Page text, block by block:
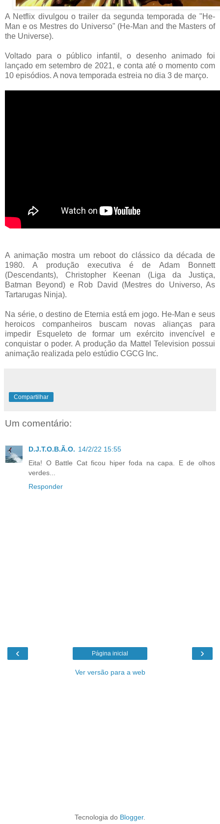
A Netflix divulgou o trailer da segunda temporada de "He-
Man e os Mestres do Universo" (He-Man and the Masters of
the Universe).
Voltado para o público infantil, o desenho animado foi
lançado em setembro de 2021, e conta até o momento com
10 episódios. A nova temporada estreia no dia 3 de março.
A animação mostra um reboot do clássico da década de
1980. A produção executiva é de Adam Bonnett
(Descendants), Christopher Keenan (Liga da Justiça,
Batman Beyond) e Rob David (Mestres do Universo, As
Tartarugas Ninja).
Na série, o destino de Eternia está em jogo. He-Man e seus
heroicos companheiros buscam novas alianças para
impedir Esqueleto de formar um exército invencível e
conquistar o poder. A produção da Mattel Television possui
animação realizada pelo estúdio CGCG Inc.
Compartilhar
Um comentário:
D.J.T.O.B.Ã.O. 14/2/22 15:55
Eita! O Battle Cat ficou hiper foda na capa. E de olhos
verdes...
Responder
‹ ›
Página inicial
Ver versão para a web
Tecnologia do Blogger.